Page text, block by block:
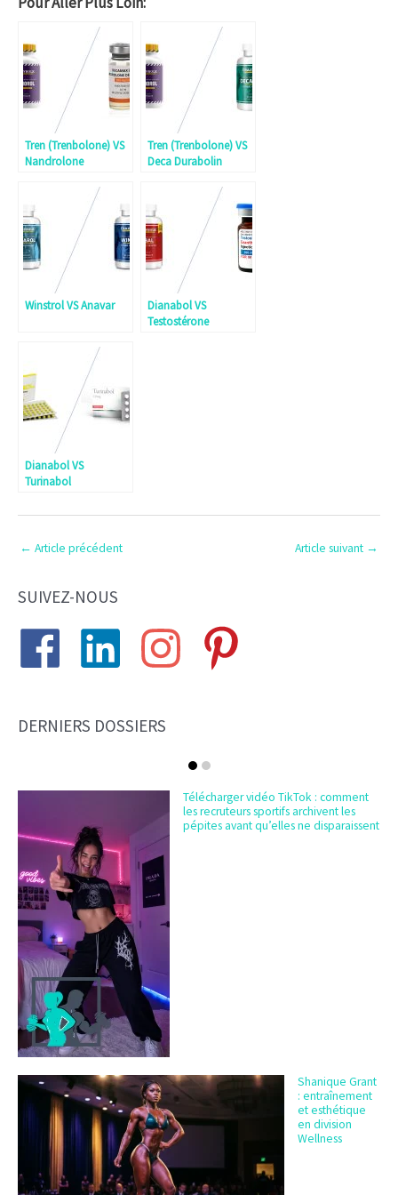
Tren (Trenbolone) VS
Nandrolone
Tren (Trenbolone) VS
Deca Durabolin
Winstrol VS Anavar
Dianabol VS
Testostérone
Dianabol VS
Turinabol
← Article précédent Article suivant →
SUIVEZ-NOUS
DERNIERS DOSSIERS
Télécharger vidéo TikTok : comment
les recruteurs sportifs archivent les
pépites avant qu’elles ne disparaissent
Shanique Grant
: entraînement
et esthétique
en division
Wellness